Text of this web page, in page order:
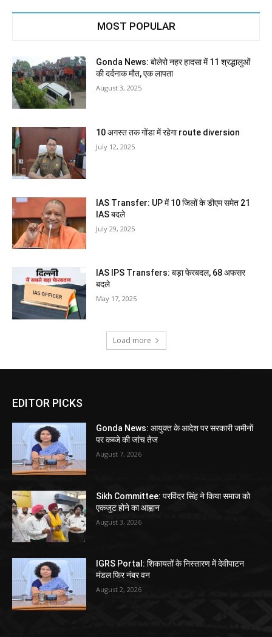
MOST POPULAR
Gonda News: बोलेरो नहर हादसा में 11 श्रद्धालुओं
की दर्दनाक मौत, एक लापता
August 3, 2025
10 अगस्त तक गोंडा में रहेगा route diversion
July 12, 2025
IAS Transfer: UP में 10 जिलों के डीएम समेत 21
IAS बदले
July 29, 2025
IAS IPS Transfers: बड़ा फेरबदल, 68 अफसर
बदले
May 17, 2025
Load more
EDITOR PICKS
Gonda News: आयुक्त के आदेश पर सरकारी जमीनों
पर कब्जे की जांच तेज
August 7, 2026
Sikh Committee: परविंदर सिंह ने किया समाज को
एकजुट होने का आह्वान
August 3, 2026
IGRS Portal: शिकायतों के निस्तारण में देवीपाटन
मंडल फिर नंबर वन
August 2, 2026